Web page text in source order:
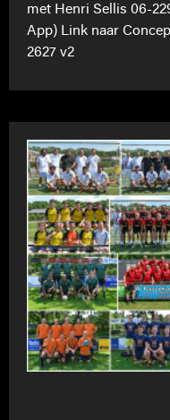
met Henri Sellis 06-
App) Link naar
2627 v2